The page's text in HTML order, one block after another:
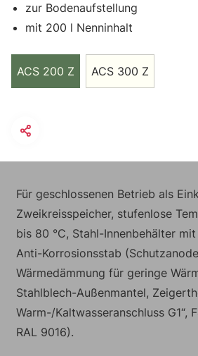
zur Bodenaufstellung
mit 200 l Nenninhalt
ACS 200 Z ACS 300 Z
Für geschlossenen Betrieb als
Zweikreisspeicher, stufenlose
bis 80 °C, Stahl-Innenbehälter
Anti-Korrosionsstab
Wärmedämmung für geringe
Stahlblech-Außenmantel,
Warm-/Kaltwasseranschluss G1“,
RAL 9016).